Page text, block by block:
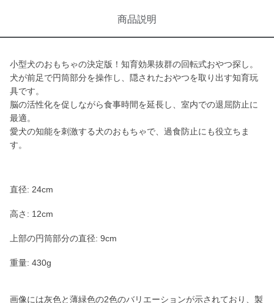
商品説明
小型犬のおもちゃの決定版！知育効果抜群の回転式おやつ探し。
犬が前足で円筒部分を操作し、隠されたおやつを取り出す知育玩
具です。
脳の活性化を促しながら食事時間を延長し、室内での退屈防止に
最適。
愛犬の知能を刺激する犬のおもちゃで、過食防止にも役立ちま
す。
直径: 24cm
高さ: 12cm
上部の円筒部分の直径: 9cm
重量: 430g
画像には灰色と薄緑色の2色のバリエーションが示されており、製